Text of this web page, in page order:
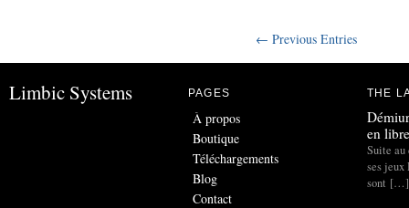
← Previous Entries
Limbic Systems PAGES
À propos
Boutique
Téléchargements
Blog
Contact
THE
en
Suite au
ses jeux
sont […]